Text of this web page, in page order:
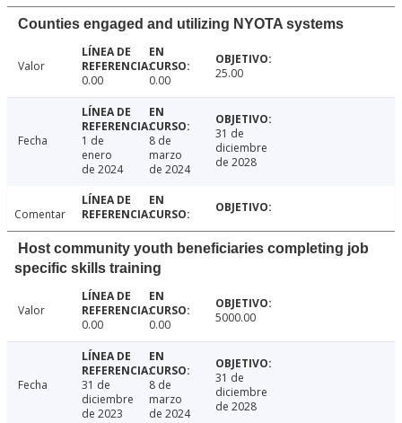
Counties engaged and utilizing NYOTA systems
Valor
0.00
0.00 25.00
Fecha
1 de
enero
de 2024
8 de
marzo
de 2024
31 de
diciembre
de 2028
Comentar
Host community youth beneficiaries completing job
specific skills training
Valor
0.00
0.00 5000.00
Fecha
31 de
diciembre
de 2023
8 de
marzo
de 2024
31 de
diciembre
de 2028